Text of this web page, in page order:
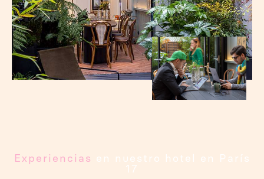
Experiencias en nuestro hotel en París
17